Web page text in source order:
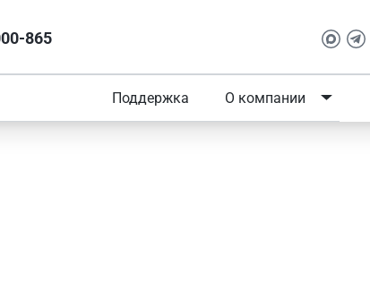
865
Поддержка О компании